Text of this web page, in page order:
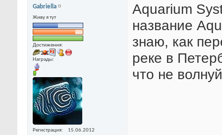
Gabriella
Живу я тут
Достижения:
Награды:
Регистрация
15.06.2012
Aquarium
название
знаю, как
реке в
что не